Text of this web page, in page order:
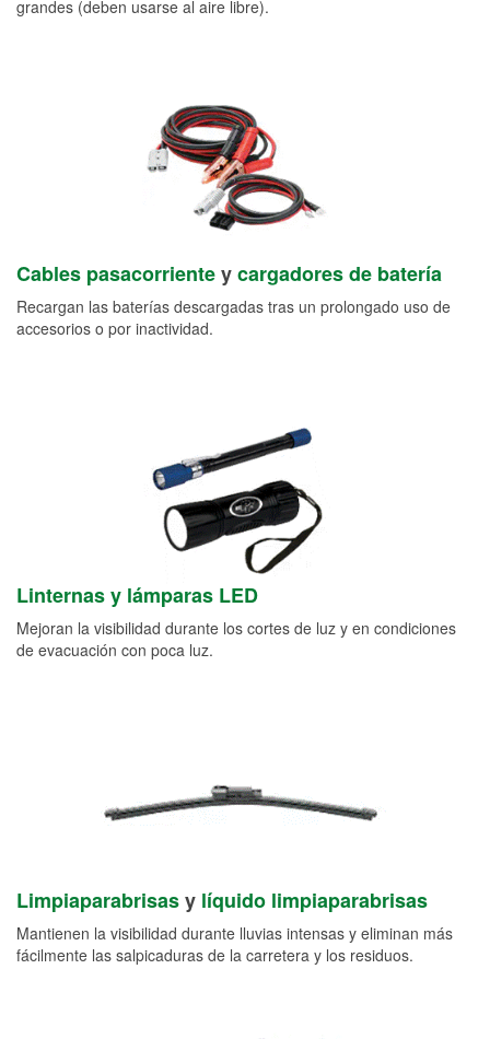
grandes (deben usarse al aire libre).
Cables pasacorrienteycargadores de batería
Recargan las baterías descargadas tras un prolongado uso de
accesorios o por inactividad.
Linternas y lámparas LED
Mejoran la visibilidad durante los cortes de luz y en condiciones
de evacuación con poca luz.
Limpiaparabrisasy líquido limpiaparabrisas
Mantienen la visibilidad durante lluvias intensas y eliminan más
fácilmente las salpicaduras de la carretera y los residuos.